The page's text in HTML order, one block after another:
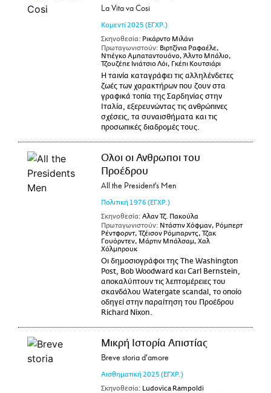
La Vita va Cosi
Κομεντί 2025 (ΕΓΧΡ.)
Σκηνοθεσία: Ρικάρντο Μιλάνι
Πρωταγωνιστούν: Βιρτζίνια Ραφαέλε,
Ντιέγκο Αμπαταντουόνο, Άλντο Μπάλιο,
Τζουζέπε Ινιάτσιο Λόι, Γκέπι Κουτσιάρι
Η ταινία καταγράφει τις αλληλένδετες
ζωές των χαρακτήρων που ζουν στα
γραφικά τοπία της Σαρδηνίας στην
Ιταλία, εξερευνώντας τις ανθρώπινες
σχέσεις, τα συναισθήματα και τις
προσωπικές διαδρομές τους.
Ολοι οι Ανθρωποι του
Προέδρου
All the President's Men
Πολιτική1976 (ΕΓΧΡ.)
Σκηνοθεσία: Αλαν Τζ. Πακούλα
Πρωταγωνιστούν: Ντάστιν Χόφμαν, Ρόμπερτ
Ρέντφορντ, Τζέισον Ρόμπαρντς, Τζακ
Γουόρντεν, Μάρτιν Μπάλσαμ, Χαλ
Χόλμπρουκ
Οι δημοσιογράφοι της The Washington
Post, Bob Woodward και Carl Bernstein,
αποκαλύπτουν τις λεπτομέρειες του
σκανδάλου Watergate scandal, το οποίο
οδηγεί στην παραίτηση του Προέδρου
Richard Nixon.
Μικρή Ιστορία Απιστίας
Breve storia d'amore
Αισθηματική 2025 (ΕΓΧΡ.)
Σκηνοθεσία: Ludovica Rampoldi